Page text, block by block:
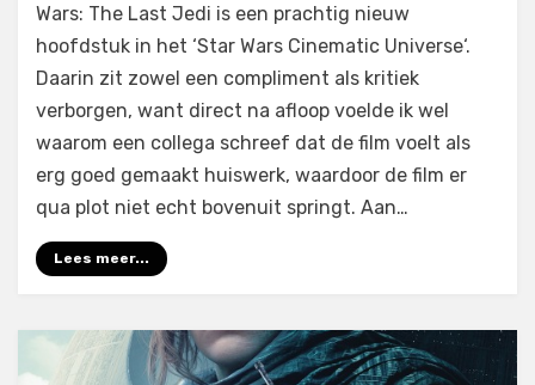
Last
Jedi
Wars: The Last Jedi is een prachtig nieuw
hoofdstuk in het ‘Star Wars Cinematic Universe‘.
Daarin zit zowel een compliment als kritiek
verborgen, want direct na afloop voelde ik wel
waarom een collega schreef dat de film voelt als
erg goed gemaakt huiswerk, waardoor de film er
qua plot niet echt bovenuit springt. Aan…
Lees meer...